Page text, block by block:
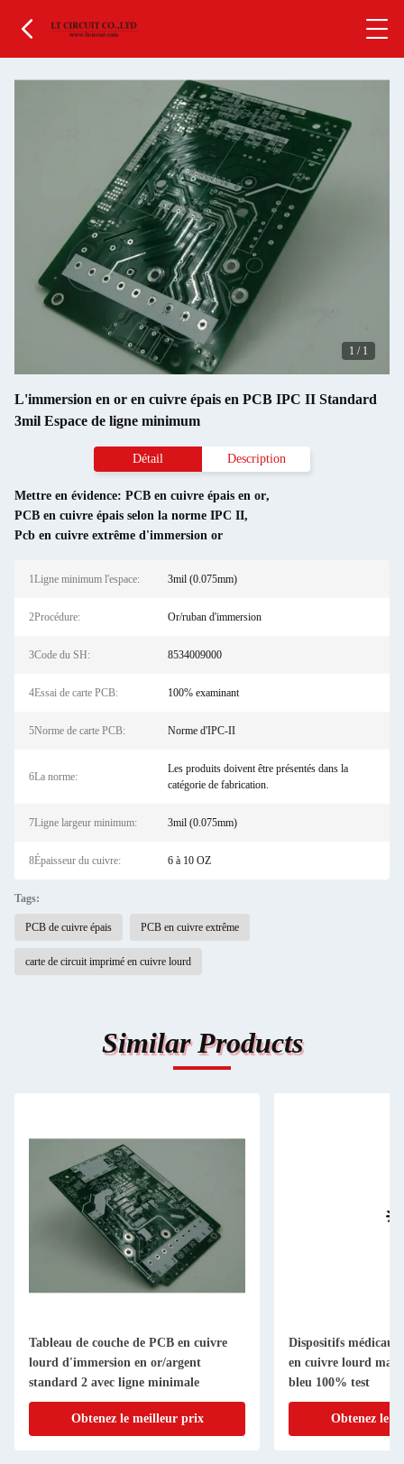
1 / 1
L'immersion en or en cuivre épais en PCB IPC II Standard
3mil Espace de ligne minimum
Détail Description
Mettre en évidence: PCB en cuivre épais en or,
PCB en cuivre épais selon la norme IPC II,
Pcb en cuivre extrême d'immersion or
1Ligne minimum l'espace: 3mil (0.075mm)
2Procédure: Or/ruban d'immersion
3Code du SH: 8534009000
4Essai de carte PCB: 100% examinant
5Norme de carte PCB: Norme d'IPC-II
6La norme:
Les produits doivent être présentés dans la
catégorie de fabrication.
7Ligne largeur minimum: 3mil (0.075mm)
8Épaisseur du cuivre: 6 à 10 OZ
Tags:
PCB de cuivre épais PCB en cuivre extrême
carte de circuit imprimé en cuivre lourd
Similar Products
Tableau de couche de PCB en cuivre
lourd d'immersion en or/argent
standard 2 avec ligne minimale
Obtenez le meilleur prix
Dispositifs médicaux
en cuivre lourd
bleu 100% test
Obtenez le